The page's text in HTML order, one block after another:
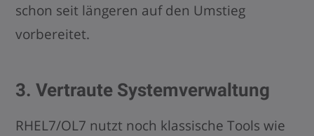
schon seit längeren auf den Umstieg
vorbereitet.
3. Vertraute Systemverwaltung
RHEL7/OL7 nutzt noch klassische Tools wie